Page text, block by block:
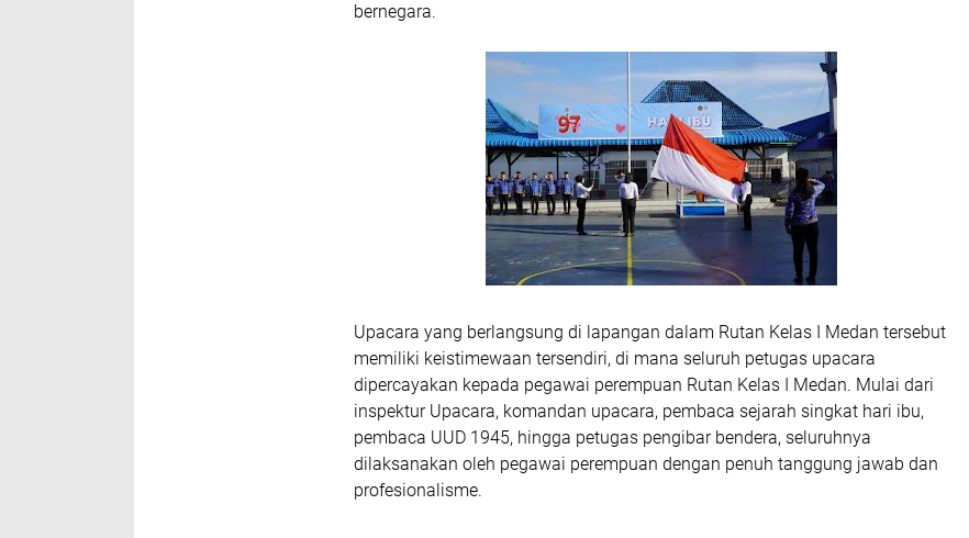
bernegara.
Upacara yang berlangsung di lapangan dalam Rutan Kelas I Medan tersebut
memiliki keistimewaan tersendiri, di mana seluruh petugas upacara
dipercayakan kepada pegawai perempuan Rutan Kelas I Medan. Mulai dari
inspektur Upacara, komandan upacara, pembaca sejarah singkat hari ibu,
pembaca UUD 1945, hingga petugas pengibar bendera, seluruhnya
dilaksanakan oleh pegawai perempuan dengan penuh tanggung jawab dan
profesionalisme.